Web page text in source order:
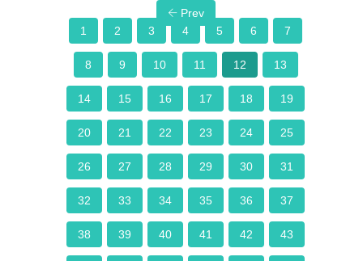
Prev
1
2 3 4 5 6 7
8 9 10 11 12 13
14 15 16 17 18 19
20 21 22 23 24 25
26 27 28 29 30 31
32 33 34 35 36 37
38 39 40 41 42 43